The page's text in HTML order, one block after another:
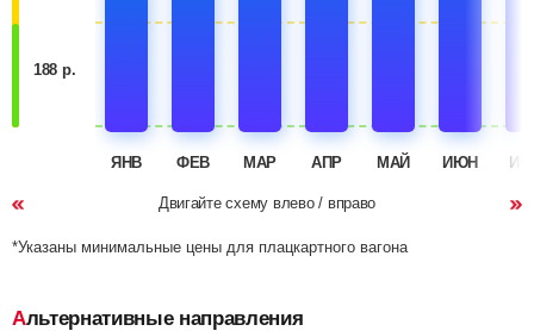
188 р.
ЯНВ ФЕВ МАР АПР МАЙ ИЮН
Двигайте схему влево / вправо
*Указаны минимальные цены для плацкартного вагона
Альтернативные направления